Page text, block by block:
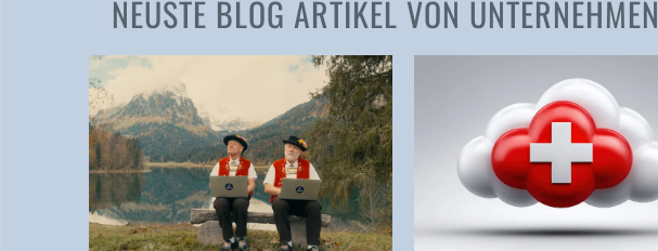
NEUSTE BLOG ARTIKEL VON UNTERNEHMEN